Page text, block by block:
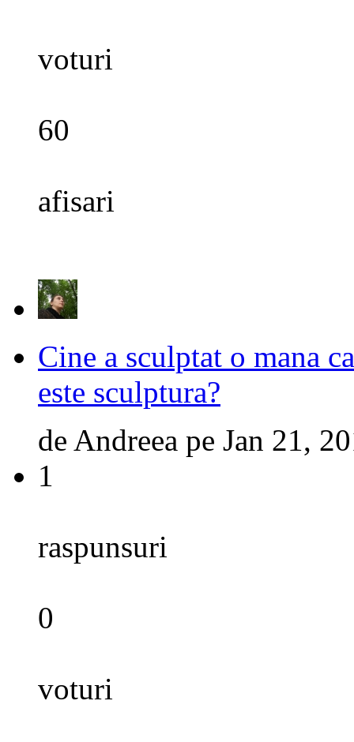
voturi
60
afisari
Cine a sculptat o mana
este sculptura?
de Andreea pe Jan 21,
1
raspunsuri
0
voturi